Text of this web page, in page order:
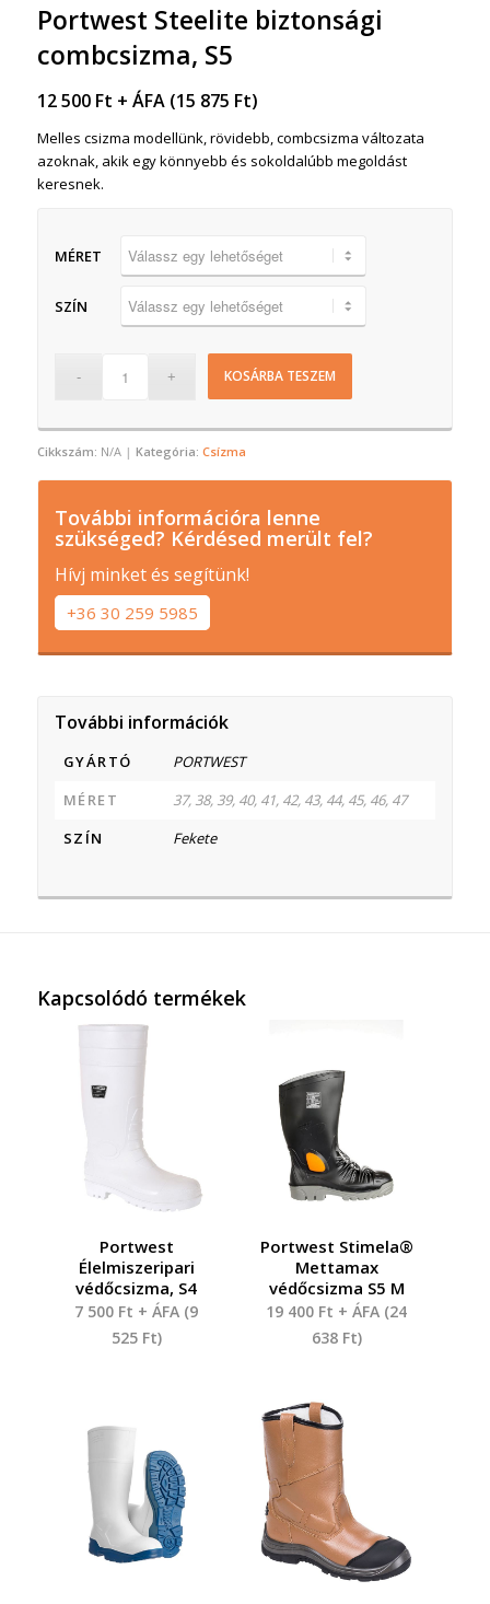
Portwest Steelite biztonsági
combcsizma, S5
12 500 Ft + ÁFA (15 875 Ft)
Melles csizma modellünk, rövidebb, combcsizma változata
azoknak, akik egy könnyebb és sokoldalúbb megoldást
keresnek.
MÉRET
SZÍN
KOSÁRBA TESZEM
Cikkszám: N/A Kategória: Csízma
További információra lenne
szükséged? Kérdésed merült fel?
Hívj minket és segítünk!
+36 30 259 5985
További információk
GYÁRTÓ
PORTWEST
MÉRET
37, 38, 39, 40, 41, 42, 43, 44, 45, 46, 47
SZÍN
Fekete
Kapcsolódó termékek
Portwest
Élelmiszeripari
védőcsizma, S4
7 500 Ft + ÁFA (9
525 Ft)
Portwest Stimela®
Mettamax
védőcsizma S5 M
19 400 Ft + ÁFA (24
638 Ft)